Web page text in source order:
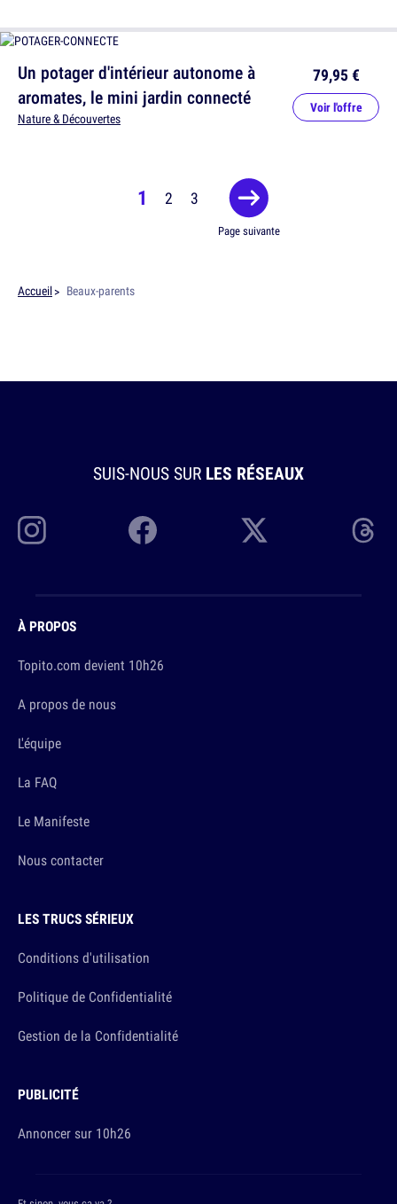
Un potager d'intérieur autonome à
aromates, le mini jardin connecté
Nature & Découvertes
79,95 €
Voir l'offre
1 2 3
Page suivante
Accueil Beaux-parents
SUIS-NOUS SUR LES RÉSEAUX
À PROPOS
Topito.com devient 10h26
A propos de nous
L'équipe
La FAQ
Le Manifeste
Nous contacter
LES TRUCS SÉRIEUX
Conditions d'utilisation
Politique de Confidentialité
Gestion de la Confidentialité
PUBLICITÉ
Annoncer sur 10h26